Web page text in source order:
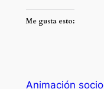
Me gusta esto:
Animación